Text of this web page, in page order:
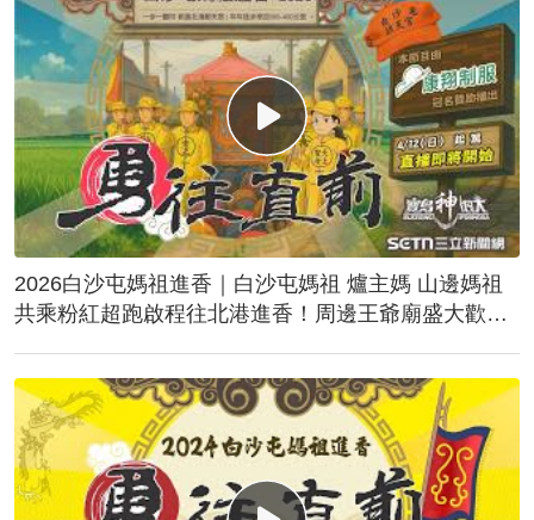
2026白沙屯媽祖進香｜白沙屯媽祖 爐主媽 山邊媽祖
共乘粉紅超跑啟程往北港進香！周邊王爺廟盛大歡